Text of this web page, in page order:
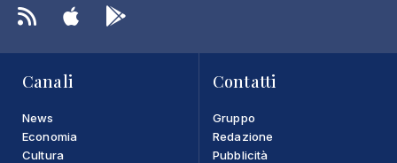
Canali
News
Economia
Cultura
Contatti
Gruppo
Redazione
Pubblicità